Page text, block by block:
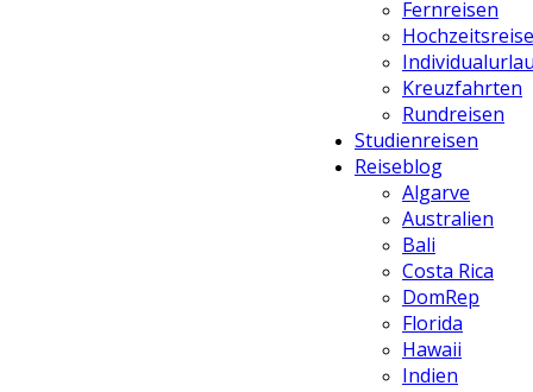
Fernreisen
Kreuzfahrten
Rundreisen
Studienreisen
Reiseblog
Algarve
Australien
Bali
Costa Rica
DomRep
Florida
Hawaii
Indien